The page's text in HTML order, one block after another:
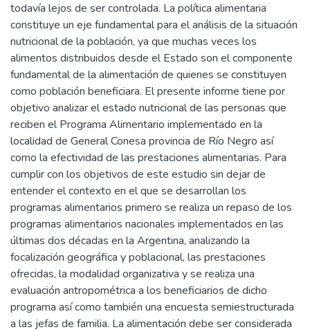
todavía lejos de ser controlada. La política alimentaria
constituye un eje fundamental para el análisis de la situación
nutricional de la población, ya que muchas veces los
alimentos distribuidos desde el Estado son el componente
fundamental de la alimentación de quienes se constituyen
como población beneficiara. El presente informe tiene por
objetivo analizar el estado nutricional de las personas que
reciben el Programa Alimentario implementado en la
localidad de General Conesa provincia de Río Negro así
como la efectividad de las prestaciones alimentarias. Para
cumplir con los objetivos de este estudio sin dejar de
entender el contexto en el que se desarrollan los
programas alimentarios primero se realiza un repaso de los
programas alimentarios nacionales implementados en las
últimas dos décadas en la Argentina, analizando la
focalización geográfica y poblacional, las prestaciones
ofrecidas, la modalidad organizativa y se realiza una
evaluación antropométrica a los beneficiarios de dicho
programa así como también una encuesta semiestructurada
a las jefas de familia. La alimentación debe ser considerada